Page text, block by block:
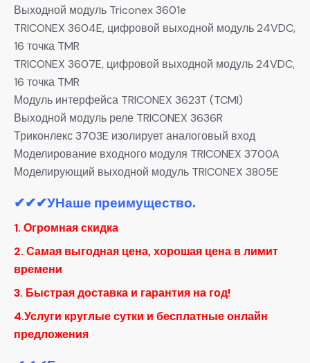
Выходной модуль Triconex 3601e
TRICONEX 3604E, цифровой выходной модуль 24VDC,
16 точка TMR
TRICONEX 3607E, цифровой выходной модуль 24VDC,
16 точка TMR
Модуль интерфейса TRICONEX 3623T (TCMI)
Выходной модуль реле TRICONEX 3636R
Триконлекс 3703E изолирует аналоговый вход
Моделирование входного модуля TRICONEX 3700A
Моделирующий выходной модуль TRICONEX 3805E
✔✔✔УНаше преимущество.
1. Огромная скидка
2. Самая выгодная цена, хорошая цена в лимит
времени
3. Быстрая доставка и гарантия на год!
4.Услуги круглые сутки и бесплатные онлайн
предложения